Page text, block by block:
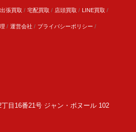
出張買取 宅配買取 店頭買取 LINE買取
運営会社 プライバシーポリシー
目16番21号 ジャン・ボヌール 102